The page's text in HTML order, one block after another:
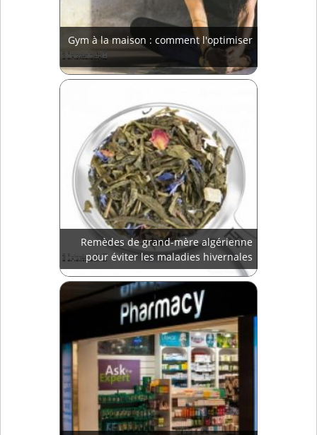
Gym à la maison : comment l'optimiser
Remèdes de grand-mère algérienne
pour éviter les maladies hivernales